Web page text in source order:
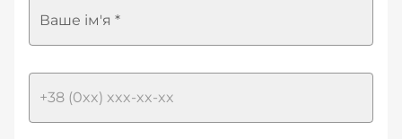
Ваше ім'я *